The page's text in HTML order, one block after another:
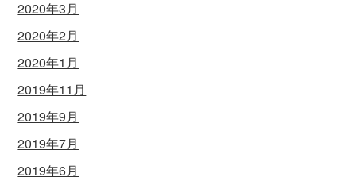
2020年3月
2020年2月
2020年1月
2019年11月
2019年9月
2019年7月
2019年6月